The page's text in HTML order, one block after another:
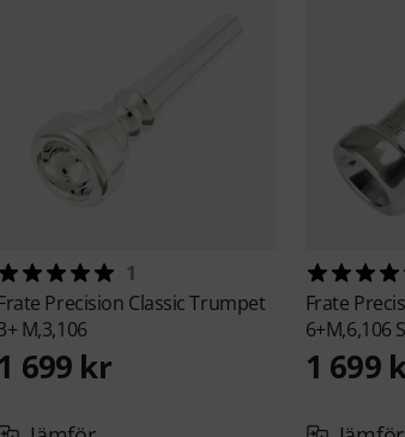
1
Precision Classic Trumpet
M,3,106
1 699 kr
Frate
6+M,6,106
1 699